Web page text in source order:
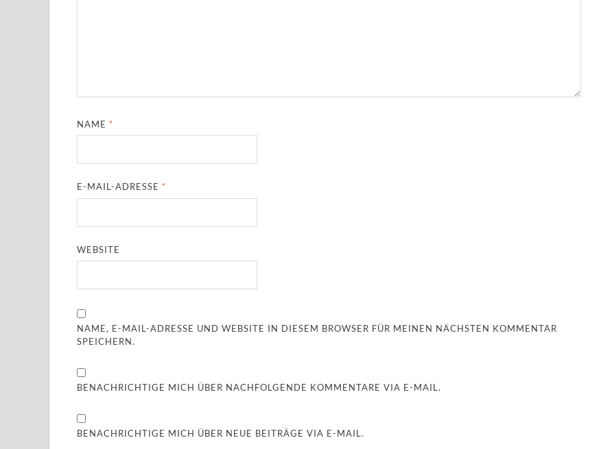
NAME *
E-MAIL-ADRESSE *
WEBSITE
NAME, E-MAIL-ADRESSE UND WEBSITE IN DIESEM BROWSER FÜR MEINEN NÄCHSTEN KOMMENTAR
SPEICHERN.
BENACHRICHTIGE MICH ÜBER NACHFOLGENDE KOMMENTARE VIA E-MAIL.
BENACHRICHTIGE MICH ÜBER NEUE BEITRÄGE VIA E-MAIL.